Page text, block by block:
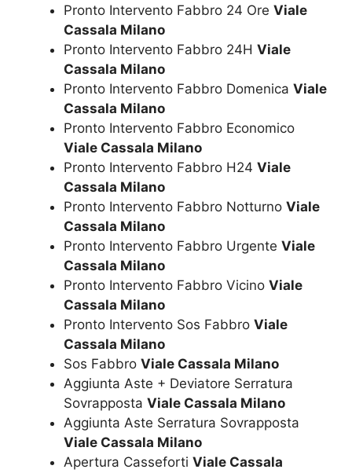
Pronto Intervento Fabbro 24 Ore Viale
Cassala Milano
Pronto Intervento Fabbro 24H Viale
Cassala Milano
Pronto Intervento Fabbro Domenica Viale
Cassala Milano
Pronto Intervento Fabbro Economico
Viale Cassala Milano
Pronto Intervento Fabbro H24 Viale
Cassala Milano
Pronto Intervento Fabbro Notturno Viale
Cassala Milano
Pronto Intervento Fabbro Urgente Viale
Cassala Milano
Pronto Intervento Fabbro Vicino Viale
Cassala Milano
Pronto Intervento Sos Fabbro Viale
Cassala Milano
Sos Fabbro Viale Cassala Milano
Aggiunta Aste + Deviatore Serratura
Sovrapposta Viale Cassala Milano
Aggiunta Aste Serratura Sovrapposta
Viale Cassala Milano
Apertura Casseforti Viale Cassala